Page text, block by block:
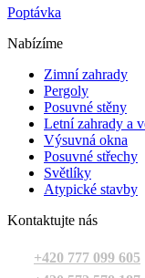
Poptávka
Nabízíme
Zimní zahrady
Pergoly
Posuvné stěny
Letní zahrady a
Výsuvná okna
Posuvné střechy
Světlíky
Atypické stavby
Kontaktujte nás
+420 777 099 605